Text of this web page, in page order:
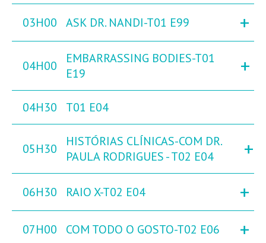
03H00 ASK DR. NANDI-T01 E99 +
04H00
EMBARRASSING BODIES-T01
E19
+
04H30 T01 E04
05H30
HISTÓRIAS CLÍNICAS-COM DR.
PAULA RODRIGUES - T02 E04
+
06H30 RAIO X-T02 E04 +
07H00 COM TODO O GOSTO-T02 E06 +